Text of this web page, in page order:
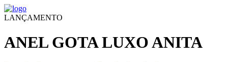
LANÇAMENTO
ANEL GOTA LUXO ANITA